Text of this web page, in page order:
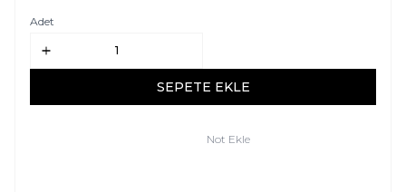
Adet
SEPETE EKLE
Not Ekle